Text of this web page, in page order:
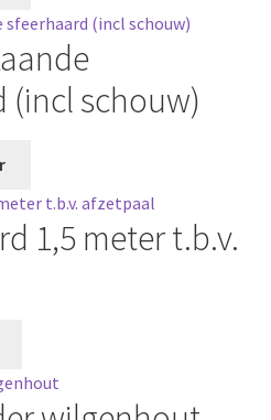
(incl schouw)
1,5 meter t.b.v.